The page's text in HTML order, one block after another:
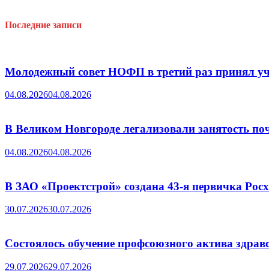
Последние записи
Молодежный совет НОФП в третий раз принял
04.08.202604.08.2026
В Великом Новгороде легализовали занятость
04.08.202604.08.2026
В ЗАО «Проектстрой» создана 43-я первичка
30.07.202630.07.2026
Состоялось обучение профсоюзного актива
29.07.202629.07.2026